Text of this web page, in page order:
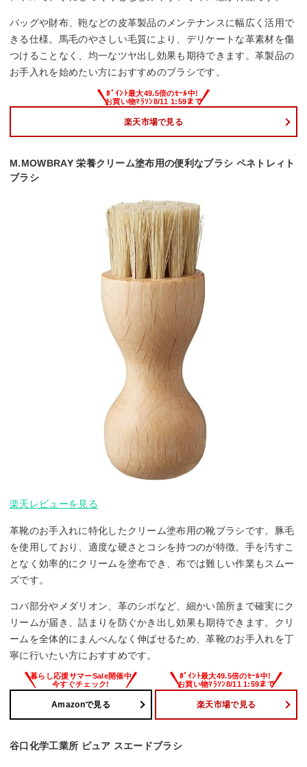
バッグや財布、鞄などの皮革製品のメンテナンスに幅広く活用で
きる仕様。馬毛のやさしい毛質により、デリケートな革素材を傷
つけることなく、均一なツヤ出し効果も期待できます。革製品の
お手入れを始めたい方におすすめのブラシです。
楽天市場で見る
M.MOWBRAY 栄養クリーム塗布用の便利なブラシ ペネトレィト
ブラシ
楽天レビューを見る
革靴のお手入れに特化したクリーム塗布用の靴ブラシです。豚毛
を使用しており、適度な硬さとコシを持つのが特徴。手を汚すこ
となく効率的にクリームを塗布でき、布では難しい作業もスムー
ズです。
コバ部分やメダリオン、革のシボなど、細かい箇所まで確実にク
リームが届き、詰まりを防ぐかき出し効果も期待できます。クリ
ームを全体的にまんべんなく伸ばせるため、革靴のお手入れを丁
寧に行いたい方におすすめです。
Amazonで見る 楽天市場で見る
谷口化学工業所 ピュア スエードブラシ